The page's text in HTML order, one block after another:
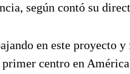
según contó su
en este
centro en